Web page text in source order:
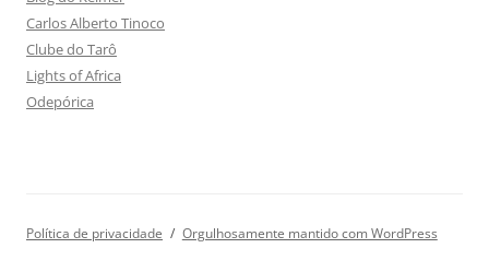
Carlos Alberto Tinoco
Clube do Tarô
Lights of Africa
Odepórica
Política de privacidade Orgulhosamente mantido com WordPress